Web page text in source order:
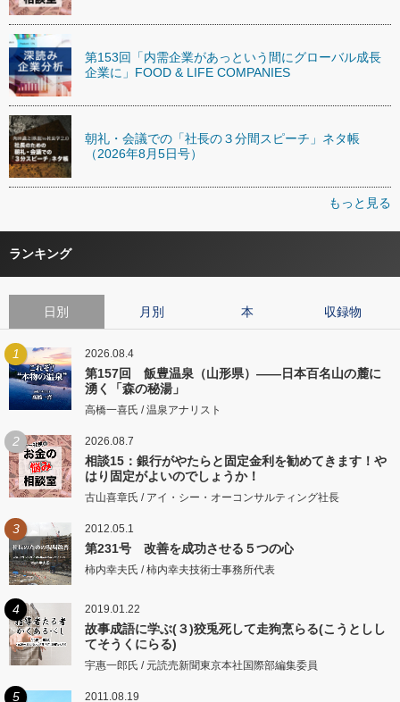
第153回「内需企業があっという間にグローバル成長
企業に」FOOD & LIFE COMPANIES
朝礼・会議での「社長の３分間スピーチ」ネタ帳
（2026年8月5日号）
もっと見る
ランキング
日別 月別 本 収録物
1 2026.08.4
第157回 飯豊温泉（山形県）――日本百名山の麓に
湧く「森の秘湯」
高橋一喜氏 / 温泉アナリスト
2 2026.08.7
相談15：銀行がやたらと固定金利を勧めてきます！や
はり固定がよいのでしょうか！
古山喜章氏 / アイ・シー・オーコンサルティング社長
3 2012.05.1
第231号 改善を成功させる５つの心
柿内幸夫氏 / 柿内幸夫技術士事務所代表
4 2019.01.22
故事成語に学ぶ(３)狡兎死して走狗烹らる(こうとしし
てそうくにらる)
宇惠一郎氏 / 元読売新聞東京本社国際部編集委員
5 2011.08.19